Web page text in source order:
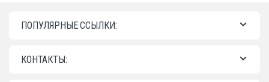
ПОПУЛЯРНЫЕ ССЫЛКИ:
КОНТАКТЫ: